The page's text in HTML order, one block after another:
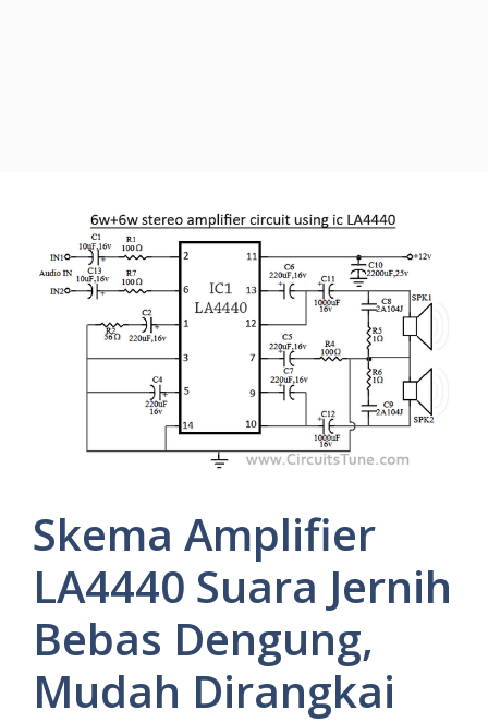
Skema Amplifier
LA4440 Suara Jernih
Bebas Dengung,
Mudah Dirangkai